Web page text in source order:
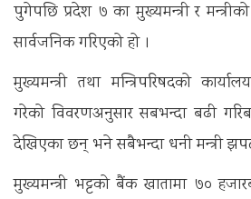
पुगेपछि प्रदेश ७ का मुख्यमन्त्री र
सार्वजनिक गरिएको हो ।
मुख्यमन्त्री तथा मन्त्रिपरिषदको
गरेको विवरणअनुसार सबभन्दा बढी गरिब
देखिएका छन् भने सबैभन्दा धनी मन्त्री
मुख्यमन्‍त्री भट्टको बैंक खातामा ७०